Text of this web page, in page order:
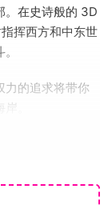
。在史诗般的 3D
挥西方和中东世
力的追求将带你
。
市到招募和训
领导战斗，在圣